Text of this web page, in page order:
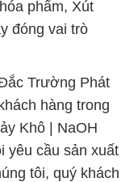
phẩm, Xút
đóng vai trò
Trường Phát
hàng trong
Khô | NaOH
yêu cầu sản xuất
tôi, quý khách